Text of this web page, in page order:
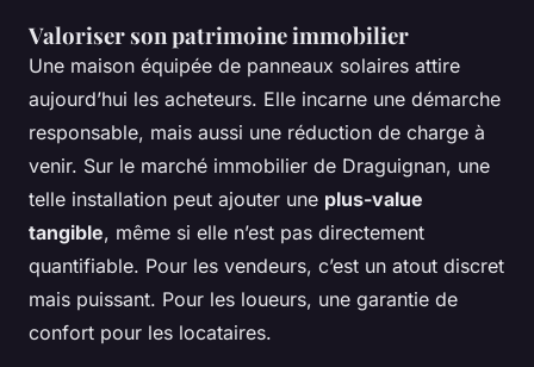
Valoriser son patrimoine immobilier
Une maison équipée de panneaux solaires attire
aujourd’hui les acheteurs. Elle incarne une démarche
responsable, mais aussi une réduction de charge à
venir. Sur le marché immobilier de Draguignan, une
telle installation peut ajouter une plus-value
tangible, même si elle n’est pas directement
quantifiable. Pour les vendeurs, c’est un atout discret
mais puissant. Pour les loueurs, une garantie de
confort pour les locataires.